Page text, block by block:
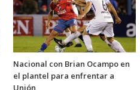
Nacional con Brian Ocampo en
el plantel para enfrentar a
Unión